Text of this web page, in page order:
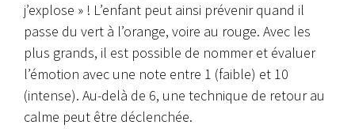
j’explose » ! L’enfant peut ainsi prévenir quand il
passe du vert à l’orange, voire au rouge. Avec les
plus grands, il est possible de nommer et évaluer
l’émotion avec une note entre 1 (faible) et 10
(intense). Au-delà de 6, une technique de retour au
calme peut être déclenchée.